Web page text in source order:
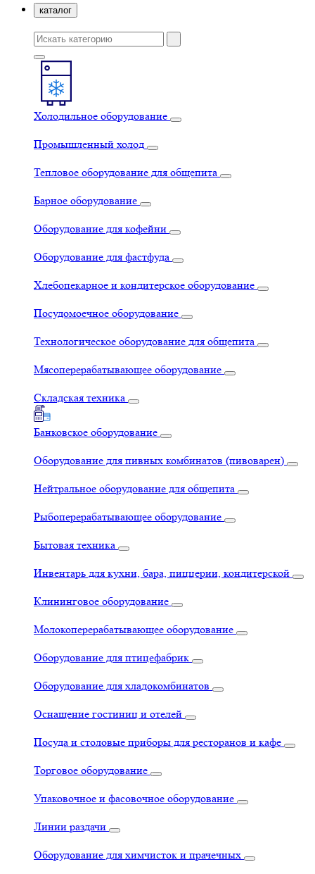
каталог
Холодильное оборудование
Промышленный холод
Тепловое оборудование для общепита
Барное оборудование
Оборудование для кофейни
Оборудование для фастфуда
Хлебопекарное и кондитерское оборудование
Посудомоечное оборудование
Технологическое оборудование для общепита
Мясоперерабатывающее оборудование
Складская техника
Банковское оборудование
Оборудование для пивных комбинатов (пивоварен)
Нейтральное оборудование для общепита
Рыбоперерабатывающее оборудование
Бытовая техника
Инвентарь для кухни, бара, пиццерии, кондитерской
Клининговое оборудование
Молокоперерабатывающее оборудование
Оборудование для птицефабрик
Оборудование для хладокомбинатов
Оснащение гостиниц и отелей
Посуда и столовые приборы для ресторанов и кафе
Торговое оборудование
Упаковочное и фасовочное оборудование
Линии раздачи
Оборудование для химчисток и прачечных